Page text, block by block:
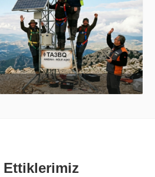
Ettiklerimiz